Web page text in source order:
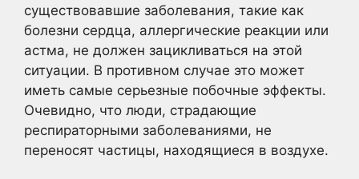
существовавшие заболевания, такие как
болезни сердца, аллергические реакции или
астма, не должен зацикливаться на этой
ситуации. В противном случае это может
иметь самые серьезные побочные эффекты.
Очевидно, что люди, страдающие
респираторными заболеваниями, не
переносят частицы, находящиеся в воздухе.